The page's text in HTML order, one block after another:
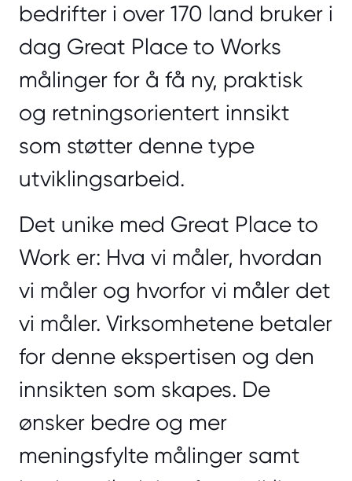
bedrifter i over 170 land bruker i
dag Great Place to Works
målinger for å få ny, praktisk
og retningsorientert innsikt
som støtter denne type
utviklingsarbeid.
Det unike med Great Place to
Work er: Hva vi måler, hvordan
vi måler og hvorfor vi måler det
vi måler. Virksomhetene betaler
for denne ekspertisen og den
innsikten som skapes. De
ønsker bedre og mer
meningsfylte målinger samt